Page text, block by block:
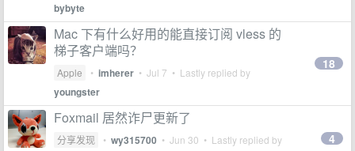
bybyte
Mac 下有什么好用的能直接订阅 vless 的
梯子客户端吗？
Apple • imherer • Jul 7 • Lastly replied by
youngster
18
Foxmail 居然诈尸更新了
分享发现 • wy315700 • Jun 30 • Lastly replied by 4